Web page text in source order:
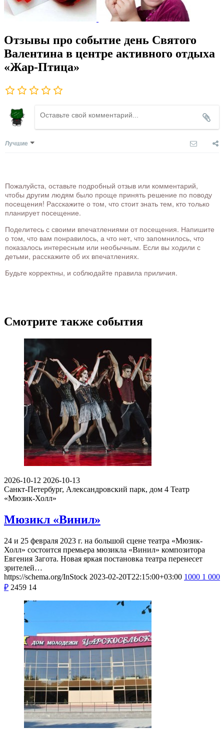
Отзывы про событие день Святого
Валентина в центре активного отдыха
«Жар-Птица»
Лучшие
Пожалуйста, оставьте подробный отзыв или комментарий,
чтобы другим людям было проще принять решение по поводу
посещения! Расскажите о том, что стоит знать тем, кто только
планирует посещение.
Поделитесь с своими впечатлениями от посещения. Напишите
о том, что вам понравилось, а что нет, что запомнилось, что
показалось интересным или необычным. Если вы ходили с
детьми, расскажите об их впечатлениях.
Будьте корректны, и соблюдайте правила приличия.
Смотрите также события
2026-10-12 2026-10-13
Санкт-Петербург, Александровский парк, дом 4 Театр
«Мюзик-Холл»
Мюзикл «Винил»
24 и 25 февраля 2023 г. на большой сцене театра «Мюзик-
Холл» состоится премьера мюзикла «Винил» композитора
Евгения Загота. Новая яркая постановка театра перенесет
зрителей…
https://schema.org/InStock 2023-02-20T22:15:00+03:00 1000 1 000
₽ 2459 14